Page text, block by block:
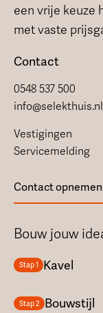
een vrije keuze
met vaste
Contact
0548 537 500
info@selekthuis.nl
Vestigingen
Servicemelding
Contact opnemen
Bouw jouw
Stap 1 Kavel
Stap 2 Bouwstijl